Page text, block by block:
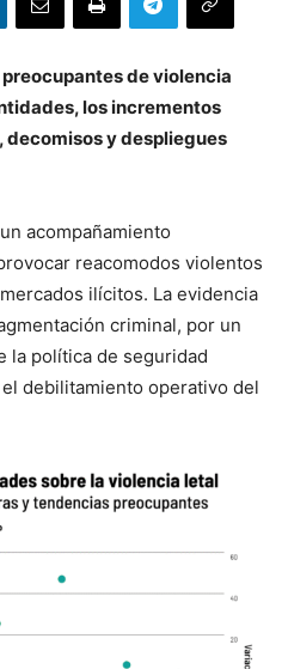
de violencia
los incrementos
y despliegues
acompañamiento
reacomodos violentos
ilícitos. La evidencia
criminal, por un
la política de seguridad
debilitamiento operativo del